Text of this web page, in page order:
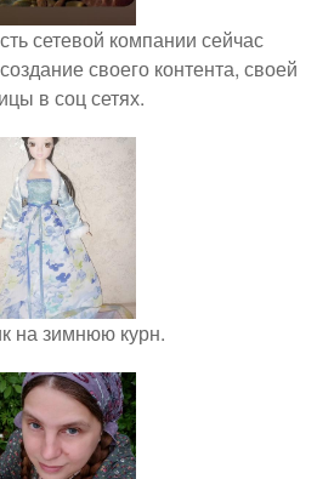
сетевой компании сейчас
своего контента, своей
в соц сетях.
на зимнюю курн.